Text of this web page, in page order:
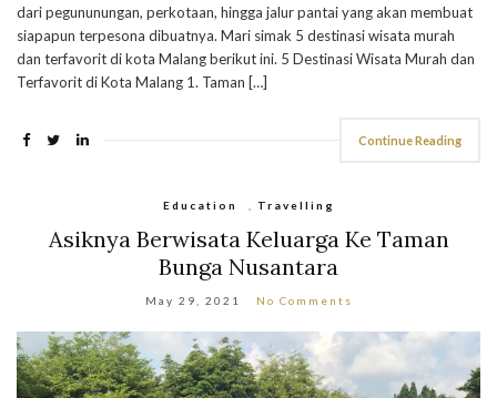
dari pegununungan, perkotaan, hingga jalur pantai yang akan membuat
siapapun terpesona dibuatnya. Mari simak 5 destinasi wisata murah
dan terfavorit di kota Malang berikut ini. 5 Destinasi Wisata Murah dan
Terfavorit di Kota Malang 1. Taman […]
Continue Reading
Education Travelling
Asiknya Berwisata Keluarga Ke Taman
Bunga Nusantara
May 29, 2021 No Comments